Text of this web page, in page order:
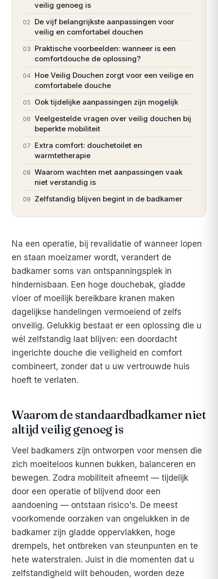
veilig genoeg is
02
De vijf belangrijkste aanpassingen voor
veilig en comfortabel douchen
03
Praktische voorbeelden: wanneer is een
comfortdouche de oplossing?
04
Hoe Veilig Douchen zorgt voor een veilige en
comfortabele douche
05 Ook tijdelijke aanpassingen zijn mogelijk
06 Veelgestelde vragen over veilig douchen bij
beperkte mobiliteit
07
Extra comfort: douchetoilet en
warmtetherapie
08 Waarom wachten met aanpassingen vaak
niet verstandig is
09 Zelfstandig blijven begint in de badkamer
Na een operatie, bij revalidatie of wanneer lopen
en staan moeizamer wordt, verandert de
badkamer soms van ontspanningsplek in
hindernisbaan. Een hoge douchebak, gladde
vloer of moeilijk bereikbare kranen maken
dagelijkse handelingen vermoeiend of zelfs
onveilig. Gelukkig bestaat er een oplossing die u
wél zelfstandig laat blijven: een doordacht
ingerichte douche die veiligheid en comfort
combineert, zonder dat u uw vertrouwde huis
hoeft te verlaten.
Waarom de standaardbadkamer niet
altijd veilig genoeg is
Veel badkamers zijn ontworpen voor mensen die
zich moeiteloos kunnen bukken, balanceren en
bewegen. Zodra mobiliteit afneemt — tijdelijk
door een operatie of blijvend door een
aandoening — ontstaan risico's. De meest
voorkomende oorzaken van ongelukken in de
badkamer zijn gladde oppervlakken, hoge
drempels, het ontbreken van steunpunten en te
hete waterstralen. Juist in die momenten dat u
zelfstandigheid wilt behouden, worden deze